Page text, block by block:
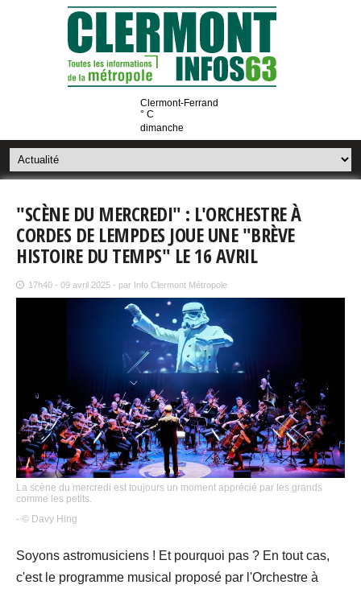
Clermont-Ferrand
° C
dimanche
"SCÈNE DU MERCREDI" : L'ORCHESTRE À
CORDES DE LEMPDES JOUE UNE "BRÈVE
HISTOIRE DU TEMPS" LE 16 AVRIL
17h40 - 09 avril 2025 - par Info Clermont Métropole
La scène du mercredi est toujours un moment apprécié par les grands
comme les petits.
- © Davy Hing
Soyons astromusiciens ! Et pourquoi pas ? En tout cas,
c'est le programme musical proposé par l'Orchestre à